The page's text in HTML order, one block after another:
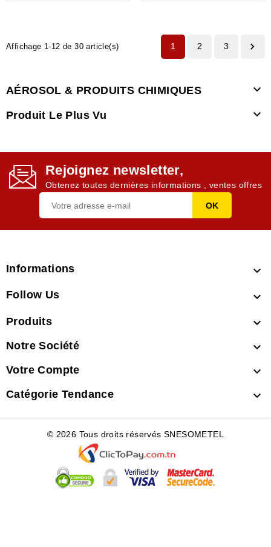
Affichage 1-12 de 30 article(s) 1 2 3 
AÉROSOL & PRODUITS CHIMIQUES 
Produit Le Plus Vu 
Rejoignez newsletter,
Obtenez toutes dernières informations , ventes offres
Informations 
Follow Us 
Produits 
Notre Société 
Votre Compte 
Catégorie Tendance 
© 2026 Tous droits réservés SNESOMETEL